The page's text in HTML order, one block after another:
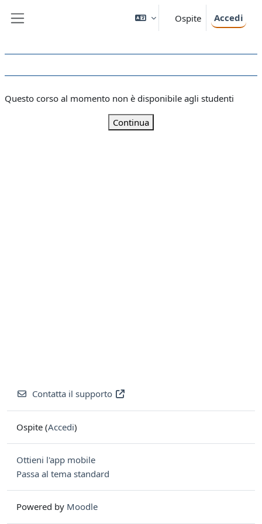
Ospite Accedi
Questo corso al momento non è disponibile agli studenti
Continua
Contatta il supporto
Ospite (Accedi)
Ottieni l'app mobile
Passa al tema standard
Powered by Moodle